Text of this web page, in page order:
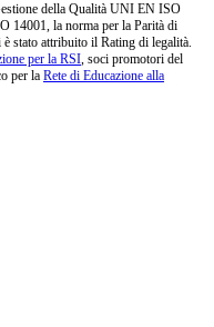
della Qualità UNI EN ISO
14001, la norma per la Parità di
stato attribuito il Rating di legalità.
per la RSI, soci promotori del
per la Rete di Educazione alla